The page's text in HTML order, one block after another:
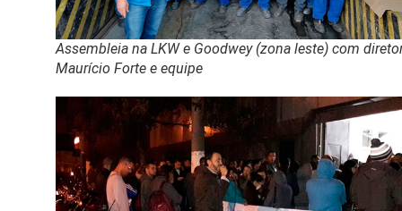
Assembleia na LKW e Goodwey (zona leste) com
Maurício Forte e equipe